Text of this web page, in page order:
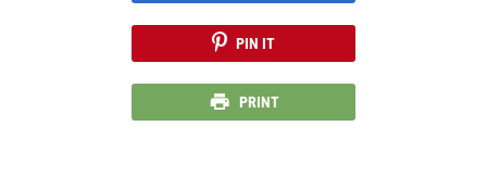
PIN IT
PRINT